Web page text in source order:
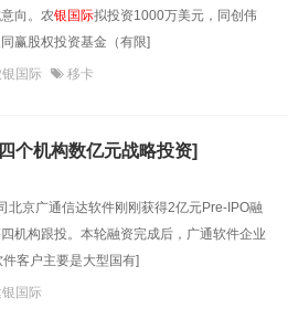
向。农银国际拟投资1000万美元，同创伟
赢股权投资基金（有限]
国际 移卡
个机构数亿元战略投资]
北京广通信达软件刚刚获得2亿元Pre-IPO融
机构跟投。本轮融资完成后，广通软件企业
客户主要是大型国有]
国际